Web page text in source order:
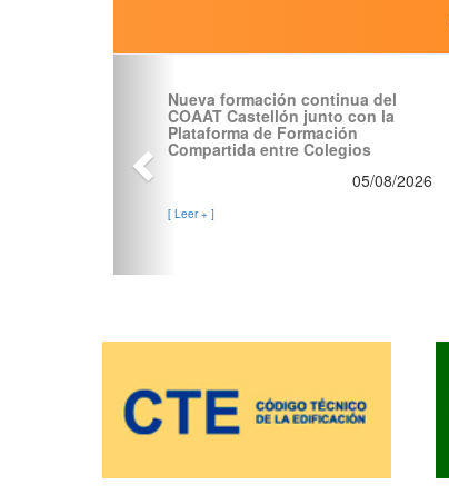
Nueva formación continua del
COAAT Castellón junto con la
Plataforma de Formación
Compartida entre Colegios
05/08/2026
[ Leer + ]